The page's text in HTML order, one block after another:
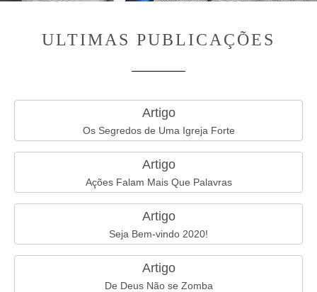
ULTIMAS PUBLICAÇÕES
Artigo
Os Segredos de Uma Igreja Forte
Artigo
Ações Falam Mais Que Palavras
Artigo
Seja Bem-vindo 2020!
Artigo
De Deus Não se Zomba